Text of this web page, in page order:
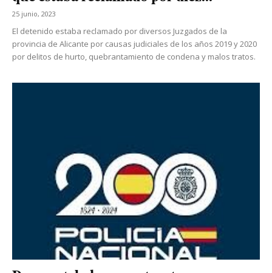
25 junio, 2023
El detenido estaba reclamado por diversos Juzgados de la
provincia de Alicante por causas judiciales de los años 2019 y 2020
por delitos de hurto, quebrantamiento de condena y malos tratos.